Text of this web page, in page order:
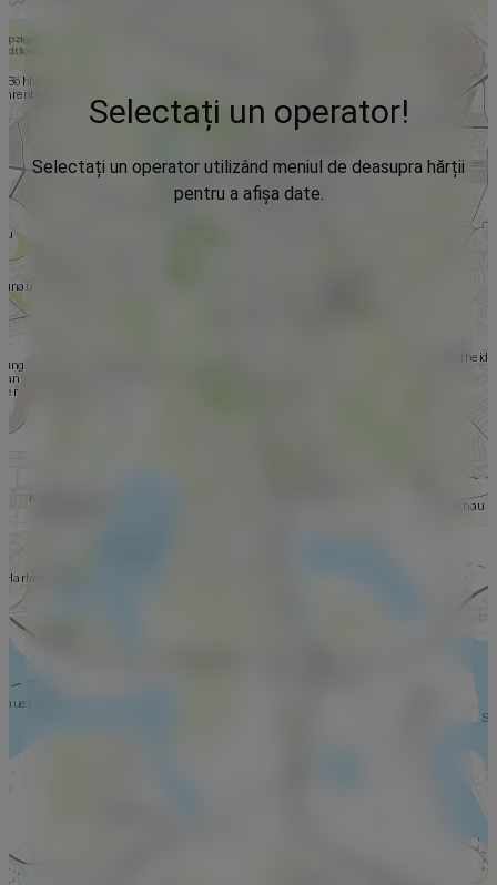
Selectați un operator!
Selectați un operator utilizând meniul de deasupra hărții
pentru a afișa date.